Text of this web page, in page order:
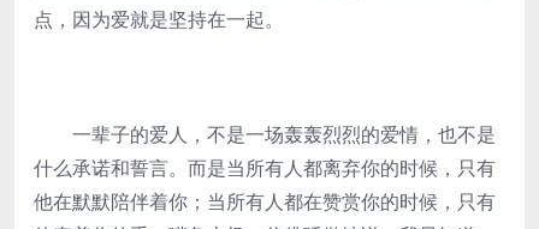
点，因为爱就是坚持在一起。
一辈子的爱人，不是一场轰轰烈烈的爱情，也不是
什么承诺和誓言。而是当所有人都离弃你的时候，只有
他在默默陪伴着你；当所有人都在赞赏你的时候，只有